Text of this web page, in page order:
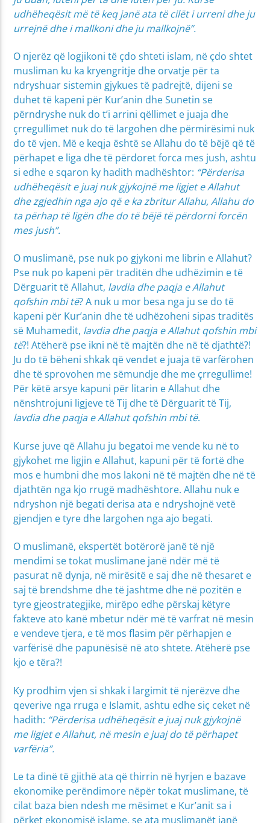
udhëheqësit më të keq janë ata të cilët i urreni dhe ju
urrejnë dhe i mallkoni dhe ju mallkojnë”.
O njerëz që logjikoni të çdo shteti islam, në çdo shtet
musliman ku ka kryengritje dhe orvatje për ta
ndryshuar sistemin gjykues të padrejtë, dijeni se
duhet të kapeni për Kur’anin dhe Sunetin se
përndryshe nuk do t’i arrini qëllimet e juaja dhe
çrregullimet nuk do të largohen dhe përmirësimi nuk
do të vjen. Më e keqja është se Allahu do të bëjë që të
përhapet e liga dhe të përdoret forca mes jush, ashtu
si edhe e sqaron ky hadith madhështor: “Përderisa
udhëheqësit e juaj nuk gjykojnë me ligjet e Allahut
dhe zgjedhin nga ajo që e ka zbritur Allahu, Allahu do
ta përhap të ligën dhe do të bëjë të përdorni forcën
mes jush”.
O muslimanë, pse nuk po gjykoni me librin e Allahut?
Pse nuk po kapeni për traditën dhe udhëzimin e të
Dërguarit të Allahut, lavdia dhe paqja e Allahut
qofshin mbi të? A nuk u mor besa nga ju se do të
kapeni për Kur’anin dhe të udhëzoheni sipas traditës
së Muhamedit, lavdia dhe paqja e Allahut qofshin mbi
të?! Atëherë pse ikni në të majtën dhe në të djathtë?!
Ju do të bëheni shkak që vendet e juaja të varfërohen
dhe të sprovohen me sëmundje dhe me çrregullime!
Për këtë arsye kapuni për litarin e Allahut dhe
nënshtrojuni ligjeve të Tij dhe të Dërguarit të Tij,
lavdia dhe paqja e Allahut qofshin mbi të.
Kurse juve që Allahu ju begatoi me vende ku në to
gjykohet me ligjin e Allahut, kapuni për të fortë dhe
mos e humbni dhe mos lakoni në të majtën dhe në të
djathtën nga kjo rrugë madhështore. Allahu nuk e
ndryshon një begati derisa ata e ndryshojnë vetë
gjendjen e tyre dhe largohen nga ajo begati.
O muslimanë, ekspertët botërorë janë të një
mendimi se tokat muslimane janë ndër më të
pasurat në dynja, në mirësitë e saj dhe në thesaret e
saj të brendshme dhe të jashtme dhe në pozitën e
tyre gjeostrategjike, mirëpo edhe përskaj këtyre
fakteve ato kanë mbetur ndër më të varfrat në mesin
e vendeve tjera, e të mos flasim për përhapjen e
varfërisë dhe papunësisë në ato shtete. Atëherë pse
kjo e tëra?!
Ky prodhim vjen si shkak i largimit të njerëzve dhe
qeverive nga rruga e Islamit, ashtu edhe siç ceket në
hadith: “Përderisa udhëheqësit e juaj nuk gjykojnë
me ligjet e Allahut, në mesin e juaj do të përhapet
varfëria”.
Le ta dinë të gjithë ata që thirrin në hyrjen e bazave
ekonomike perëndimore nëpër tokat muslimane, të
cilat baza bien ndesh me mësimet e Kur’anit sa i
përket ekonomisë islame, se ata muslimanët janë